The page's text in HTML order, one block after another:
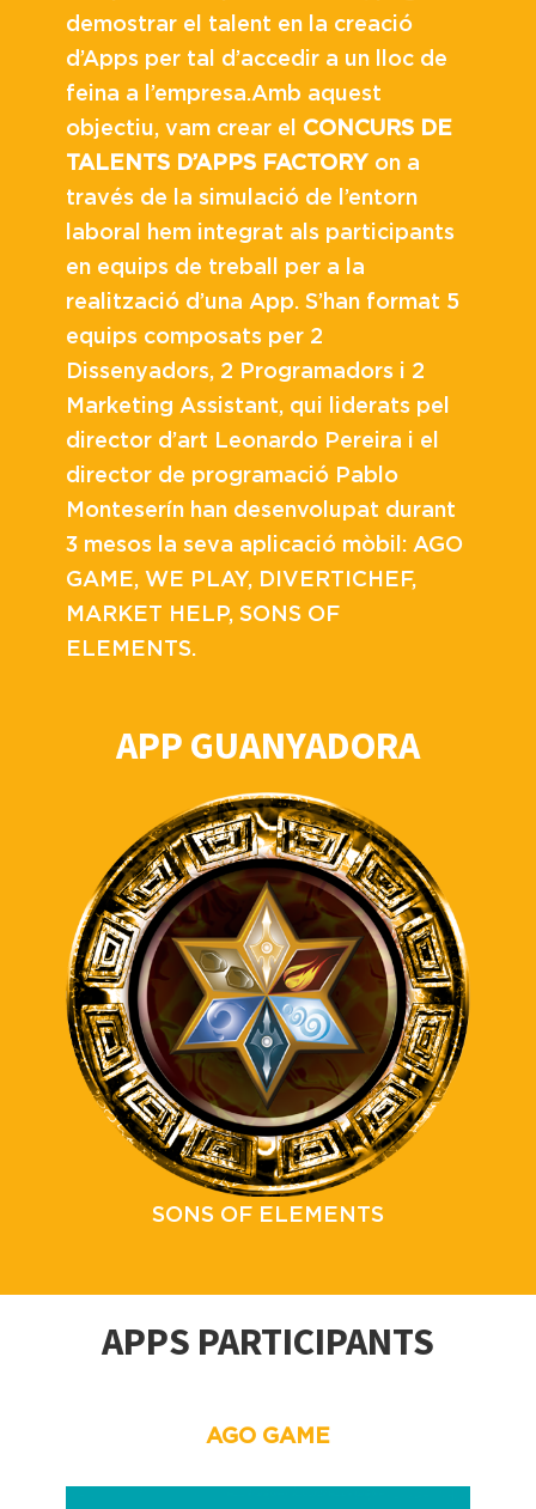
demostrar el talent en la creació
d’Apps per tal d’accedir a un lloc de
feina a l’empresa.Amb aquest
objectiu, vam crear el CONCURS DE
TALENTS D’APPS FACTORY on a
través de la simulació de l’entorn
laboral hem integrat als participants
en equips de treball per a la
realització d’una App. S’han format 5
equips composats per 2
Dissenyadors, 2 Programadors i 2
Marketing Assistant, qui liderats pel
director d’art Leonardo Pereira i el
director de programació Pablo
Monteserín han desenvolupat durant
3 mesos la seva aplicació mòbil: AGO
GAME, WE PLAY, DIVERTICHEF,
MARKET HELP, SONS OF
ELEMENTS.
APP GUANYADORA
SONS OF ELEMENTS
APPS PARTICIPANTS
AGO GAME